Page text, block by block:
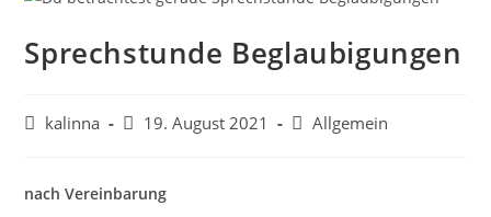
Sprechstunde Beglaubigungen
Beitrags-
kalinna
Beitrag
19. August 2021
Beitrags-
Allgemein
nach Vereinbarung